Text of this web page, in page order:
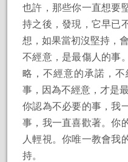
也許，那些你一直想要
持之後，發現，它早已
想，如果當初沒堅持，會
不經意，是最傷人的事
略，不經意的承諾，
事，因為不經意，才是
你認為不必要的事，我
事，我一直喜歡著。你
人輕視。你唯一教會我
持。